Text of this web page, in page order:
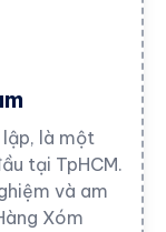
lập, là một
tại TpHCM.
và am
Xóm